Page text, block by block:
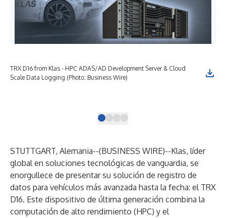
TRX D16 from Klas - HPC ADAS/AD Development Server & Cloud
Scale Data Logging (Photo: Business Wire)
STUTTGART, Alemania--(BUSINESS WIRE)--Klas, líder
global en soluciones tecnológicas de vanguardia, se
enorgullece de presentar su solución de registro de
datos para vehículos más avanzada hasta la fecha: el TRX
D16. Este dispositivo de última generación combina la
computación de alto rendimiento (HPC) y el